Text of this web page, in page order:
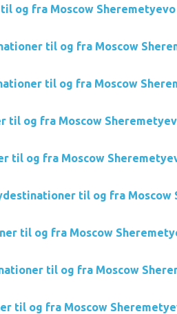
og fra Moscow Sheremetyevo
til og fra Moscow
til og fra Moscow
til og fra Moscow
til og fra Moscow
til og fra Moscow
til og fra Moscow
til og fra Moscow
til og fra Moscow